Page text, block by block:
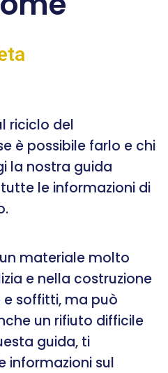
riciclo del
è possibile farlo e chi
la nostra guida
le informazioni di
materiale molto
e nella costruzione
e soffitti, ma può
un rifiuto difficile
guida, ti
informazioni sul